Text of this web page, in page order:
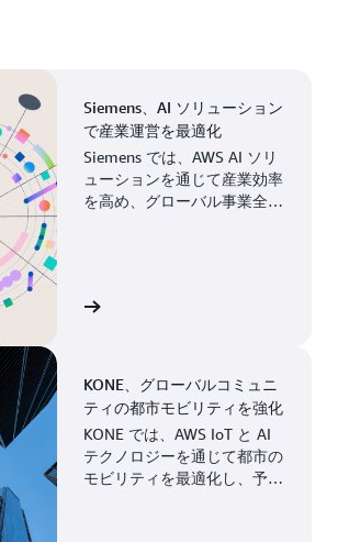
Siemens、AI ソリューション
で産業運営を最適化
Siemens では、AWS AI ソリ
ューションを通じて産業効率
を高め、グローバル事業全体
例を見る
KONE、グローバルコミュニ
ティの都市モビリティを強化
KONE では、AWS IoT と AI
テクノロジーを通じて都市の
モビリティを最適化し、予知